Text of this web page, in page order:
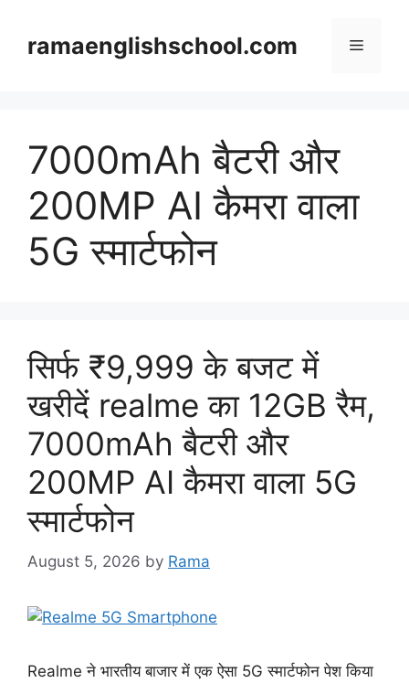
contentramaenglishschool.com Menu
7000mAh बैटरी और
200MP AI कैमरा वाला
5G स्मार्टफोन
सिर्फ ₹9,999 के बजट में
खरीदें realme का 12GB रैम,
7000mAh बैटरी और
200MP AI कैमरा वाला 5G
स्मार्टफोन
August 5, 2026 by Rama
Realme ने भारतीय बाजार में एक ऐसा 5G स्मार्टफोन पेश किया